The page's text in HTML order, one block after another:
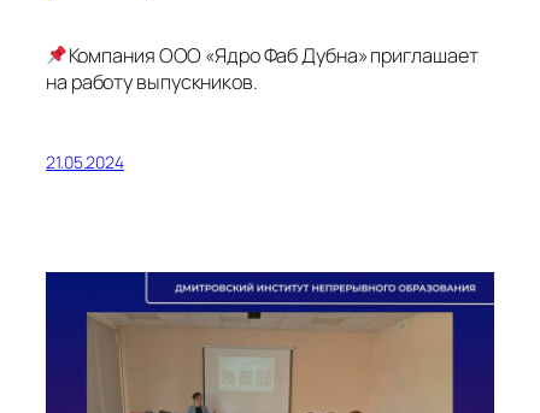
Компания ООО «Ядро Фаб Дубна» приглашает
на работу выпускников.
21.05.2024